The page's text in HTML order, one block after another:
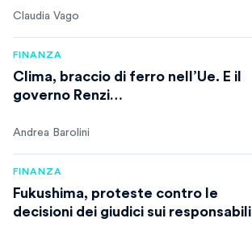
Claudia Vago
FINANZA
Clima, braccio di ferro nell’Ue. E il
governo Renzi…
Andrea Barolini
FINANZA
Fukushima, proteste contro le
decisioni dei giudici sui responsabili